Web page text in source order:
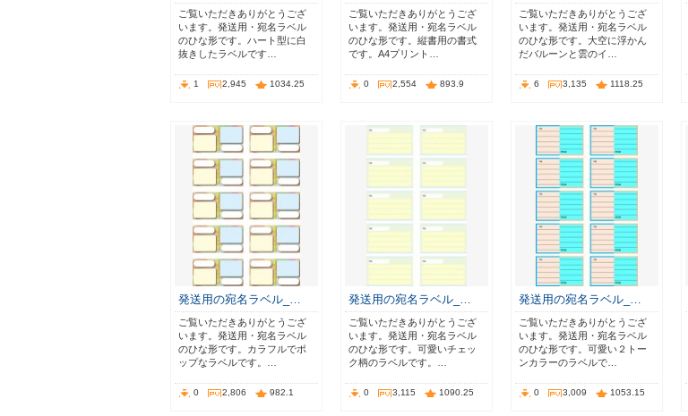
ご覧いただきありがとうござ
います。発送用・宛名ラベル
のひな形です。ハート型に白
抜きしたラベルです…
1 2,945 1034.25
ご覧いただきありがとうござ
います。発送用・宛名ラベル
のひな形です。縦書用の書式
です。A4プリント…
0 2,554 893.9
ご覧いただきありがとうござ
います。発送用・宛名ラベル
のひな形です。大空に浮かん
だバルーンと雲のイ…
6 3,135 1118.25
発送用の宛名ラベル_…
ご覧いただきありがとうござ
います。発送用・宛名ラベル
のひな形です。カラフルでポ
ップなラベルです。…
0 2,806 982.1
発送用の宛名ラベル_…
ご覧いただきありがとうござ
います。発送用・宛名ラベル
のひな形です。可愛いチェッ
ク柄のラベルです。…
0 3,115 1090.25
発送用の宛名ラベル_…
ご覧いただきありがとうござ
います。発送用・宛名ラベル
のひな形です。可愛い２トー
ンカラーのラベルで…
0 3,009 1053.15